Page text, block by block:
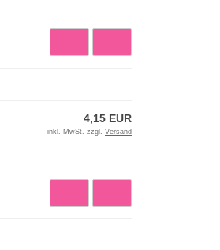
4,15 EUR
inkl. MwSt. zzgl. Versand